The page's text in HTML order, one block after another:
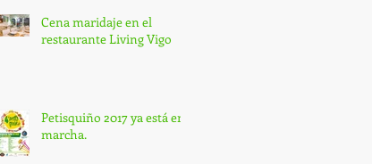
Cena maridaje en el
restaurante Living Vigo
Petisquiño 2017 ya está en
marcha.